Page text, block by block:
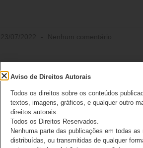
Aviso de Direitos Autorais
Todos os direitos sobre os conteúdos
textos, imagens, gráficos, e qualquer outro
direitos autorais.
Todos os Direitos Reservados.
Nenhuma parte das publicações em todas
distribuídas, ou transmitidas de qualquer